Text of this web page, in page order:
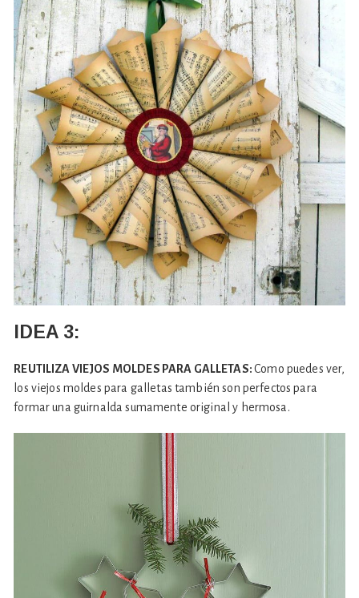
IDEA 3:
REUTILIZA VIEJOS MOLDES PARA GALLETAS:Como puedes ver,
los viejos moldes para galletas también son perfectos para
formar una guirnalda sumamente original y hermosa.